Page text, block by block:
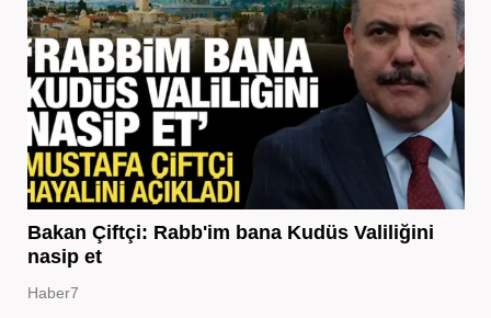
Bakan Çiftçi: Rabb'im bana Kudüs Valiliğini
nasip et
Haber7